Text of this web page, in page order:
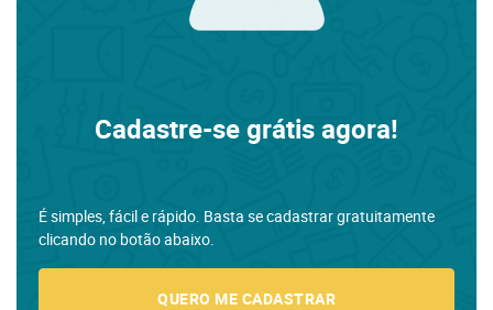
Cadastre-se grátis agora!
É simples, fácil e rápido. Basta se cadastrar gratuitamente
clicando no botão abaixo.
QUERO ME CADASTRAR